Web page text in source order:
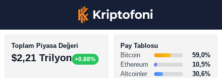
Toplam Piyasa Değeri
$2,21 Trilyon +0.88%
Pay Tablosu
Bitcoin
59,0%
Ethereum
10,5%
Altcoinler
30,6%